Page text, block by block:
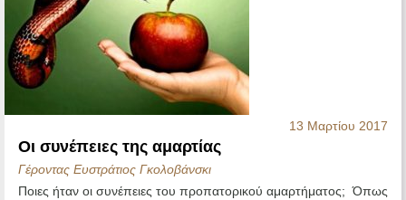
13 Μαρτίου 2017
Οι συνέπειες της αμαρτίας
Γέροντας Ευστράτιος Γκολοβάνσκι
Ποιες ήταν οι συνέπειες του προπατορικού αμαρτήματος; Όπως